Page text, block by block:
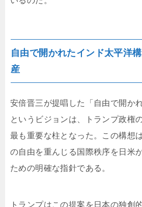
自由で開かれたインド太平洋
産
安倍晋三が提唱した「自由で開か
というビジョンは、トランプ政権
最も重要な柱となった。この構想
の自由を重んじる国際秩序を日米
ための明確な指針である。
トランプはこの提案を日本の独創